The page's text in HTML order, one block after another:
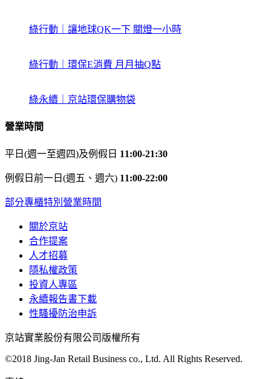
綠行動｜讓地球QK一下 關燈一小時
綠行動｜環保E消費 月月抽Q點
綠永續｜京站環保購物袋
營業時間
平日(週一至週四)及例假日 11:00-21:30
例假日前一日(週五、週六) 11:00-22:00
部分專櫃特別營業時間
關於京站
合作提案
人才招募
隱私權政策
投資人專區
永續報告書下載
性騷擾防治申訴
京站實業股份有限公司版權所有
©2018 Jing-Jan Retail Business co., Ltd. All Rights Reserved.